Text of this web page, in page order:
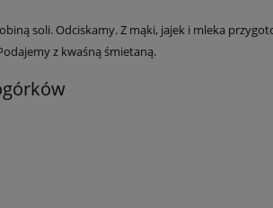
soli. Odciskamy. Z mąki, jajek i mleka
z kwaśną śmietaną.